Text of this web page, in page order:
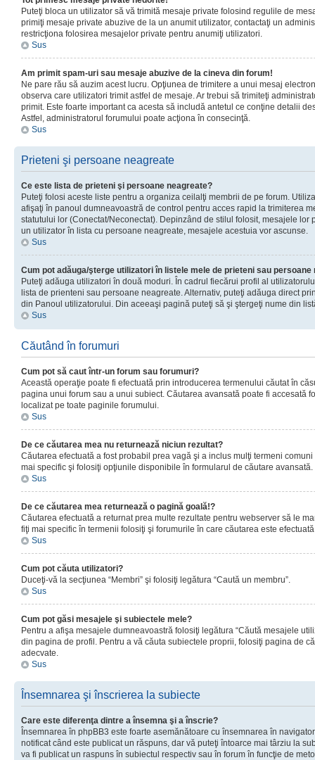
Puteţi bloca un utilizator să vă trimită mesaje private folosind regulile de
primiţi mesaje private abuzive de la un anumit utilizator, contactaţi un
restricţiona folosirea mesajelor private pentru anumiţi utilizatori.
Sus
Am primit spam-uri sau mesaje abuzive de la cineva din forum!
Ne pare rău să auzim acest lucru. Opţiunea de trimitere a unui mesaj
observa care utilizatori trimit astfel de mesaje. Ar trebui să trimiteţi
primit. Este foarte important ca acesta să includă antetul ce conţine detalii
Astfel, administratorul forumului poate acţiona în consecinţă.
Sus
Prieteni şi persoane neagreate
Ce este lista de prieteni şi persoane neagreate?
Puteţi folosi aceste liste pentru a organiza ceilalţi membrii de pe forum.
afişaţi în panoul dumneavoastră de control pentru acces rapid la trimiterea
statutului lor (Conectat/Neconectat). Depinzând de stilul folosit, mesajele lor
un utilizator în lista cu persoane neagreate, mesajele acestuia vor ascunse.
Sus
Cum pot adăuga/şterge utilizatori în listele mele de prieteni sau persoane
Puteţi adăuga utilizatori în două moduri. În cadrul fiecărui profil al
lista de prienteni sau persoane neagreate. Alternativ, puteţi adăuga direct
din Panoul utilizatorului. Din aceeaşi pagină puteţi să şi ştergeţi nume din
Sus
Căutând în forumuri
Cum pot să caut într-un forum sau forumuri?
Această operaţie poate fi efectuată prin introducerea termenului căutat în
pagina unui forum sau a unui subiect. Căutarea avansată poate fi accesată
localizat pe toate paginile forumului.
Sus
De ce căutarea mea nu returnează niciun rezultat?
Căutarea efectuată a fost probabil prea vagă şi a inclus mulţi termeni
mai specific şi folosiţi opţiunile disponibile în formularul de căutare avansată.
Sus
De ce căutarea mea returnează o pagină goală!?
Căutarea efectuată a returnat prea multe rezultate pentru webserver să le
fiţi mai specific în termenii folosiţi şi forumurile în care căutarea este
Sus
Cum pot căuta utilizatori?
Duceţi-vă la secţiunea “Membri” şi folosiţi legătura “Caută un membru”.
Sus
Cum pot găsi mesajele şi subiectele mele?
Pentru a afişa mesajele dumneavoastră folosiţi legătura “Căută mesajele
din pagina de profil. Pentru a vă căuta subiectele proprii, folosiţi pagina de
adecvate.
Sus
Însemnarea şi înscrierea la subiecte
Care este diferenţa dintre a însemna şi a înscrie?
Însemnarea în phpBB3 este foarte asemănătoare cu însemnarea în
notificat când este publicat un răspuns, dar vă puteţi întoarce mai târziu la
va fi publicat un raspuns în subiectul respectiv sau în forum în funcţie de